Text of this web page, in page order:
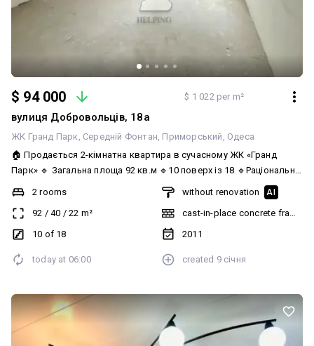
$ 94 000 $ 1 022 per m²
вулиця Добровольців, 18а
ЖК Гранд Парк Середній Фонтан Приморський Одеса
🏠 Продається 2-кімнатна квартира в сучасному ЖК «Гранд
Парк» 🔹 Загальна площа 92 кв.м 🔹10 поверх із 18 🔹Раціональне
та зручне планування: - дві окремі спальні - простора кухня з
Стан від забудовника, ідеальний варіант для реалізації власного
дизайн-проєкту. 🔹 Будинок та територія: 🔹Закрита територія з
🔹Генератор забезпечує роботу ліфтів, опалення, води та
🔹Доглянута прибудинкова територія: дитячий майданчик та
зони відпочинку 🔹 Інфраструктура поруч: 🔹Супермаркети, міні-
ринок, пошта, кафе, школа усе необхідне в пішій доступності.
Парк Перемоги через дорогу, поруч море та Аркадія. Це не
2 rooms
92 / 40 / 22 m²
10 of 18
without renovation AI
cast-in-place concrete frame
2011
today at 06:00 created 9 січня